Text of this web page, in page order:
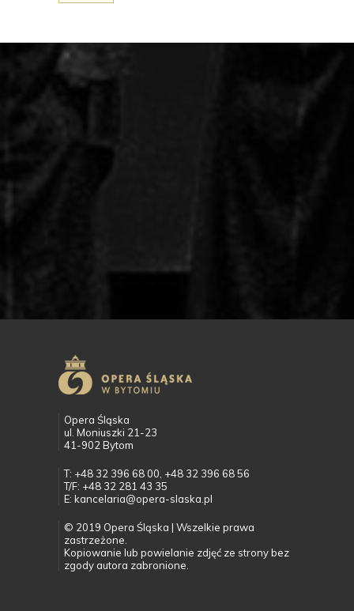
Opera Śląska
ul. Moniuszki 21-23
41-902 Bytom
T: +48 32 396 68 00, +48 32 396 68 56
T/F: +48 32 281 43 35
E: kancelaria@opera-slaska.pl
© 2019 Opera Śląska | Wszelkie prawa
zastrzeżone.
Kopiowanie lub powielanie zdjęć ze strony bez
zgody autora zabronione.